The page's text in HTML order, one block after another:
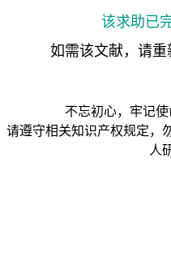
该求助已
如需该文献，请重
不忘初心，牢记
请遵守相关知识产权规定，
人